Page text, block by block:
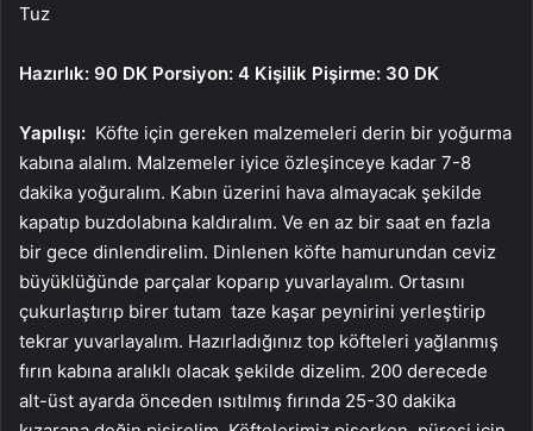
Tuz
Hazırlık: 90 DK Porsiyon: 4 Kişilik Pişirme: 30 DK
Yapılışı: Köfte için gereken malzemeleri derin bir yoğurma
kabına alalım. Malzemeler iyice özleşinceye kadar 7-8
dakika yoğuralım. Kabın üzerini hava almayacak şekilde
kapatıp buzdolabına kaldıralım. Ve en az bir saat en fazla
bir gece dinlendirelim. Dinlenen köfte hamurundan ceviz
büyüklüğünde parçalar koparıp yuvarlayalım. Ortasını
çukurlaştırıp birer tutam taze kaşar peynirini yerleştirip
tekrar yuvarlayalım. Hazırladığınız top köfteleri yağlanmış
fırın kabına aralıklı olacak şekilde dizelim. 200 derecede
alt-üst ayarda önceden ısıtılmış fırında 25-30 dakika